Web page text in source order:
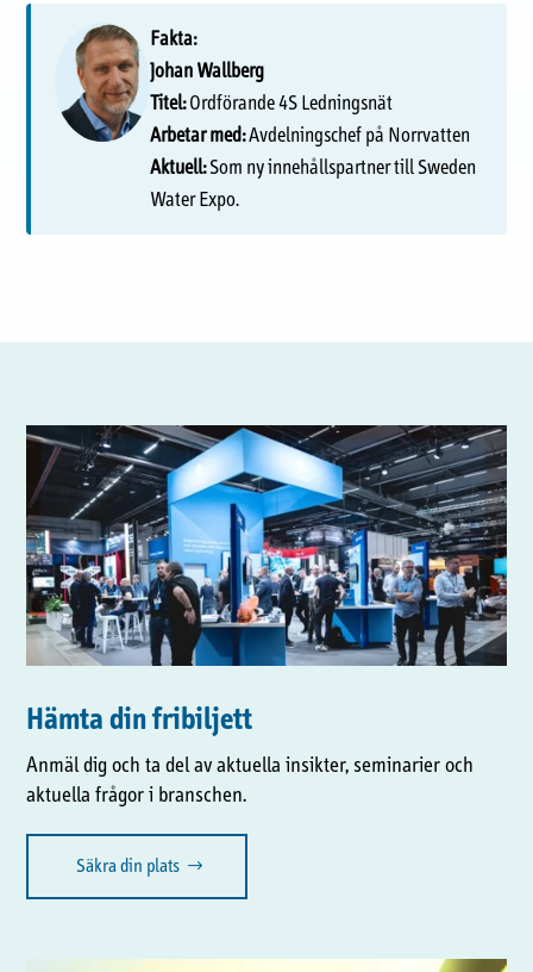
Fakta:
Johan Wallberg
Titel:Ordförande 4S Ledningsnät
Arbetar med:Avdelningschef på Norrvatten
Aktuell:Som ny innehållspartner till Sweden
Water Expo.
Hämta din fribiljett
Anmäl dig och ta del av aktuella insikter, seminarier och
aktuella frågor i branschen.
Säkra din plats